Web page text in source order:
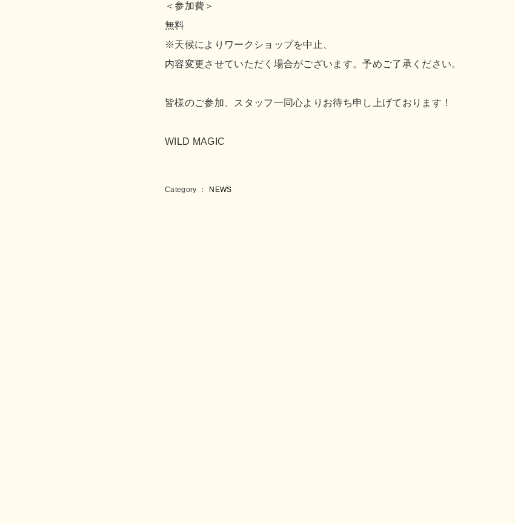
＜参加費＞
無料
※天候によりワークショップを中止、
内容変更させていただく場合がございます。予めご了承ください。
皆様のご参加、スタッフ一同心よりお待ち申し上げております！
WILD MAGIC
Category ： NEWS